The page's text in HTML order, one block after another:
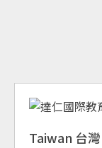
Taiwan 台灣